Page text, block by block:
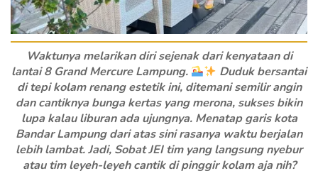
Waktunya melarikan diri sejenak dari kenyataan di
lantai 8 Grand Mercure Lampung.
Duduk bersantai
di tepi kolam renang estetik ini, ditemani semilir angin
dan cantiknya bunga kertas yang merona, sukses bikin
lupa kalau liburan ada ujungnya. Menatap garis kota
Bandar Lampung dari atas sini rasanya waktu berjalan
lebih lambat. Jadi, Sobat JEI tim yang langsung nyebur
atau tim leyeh-leyeh cantik di pinggir kolam aja nih?